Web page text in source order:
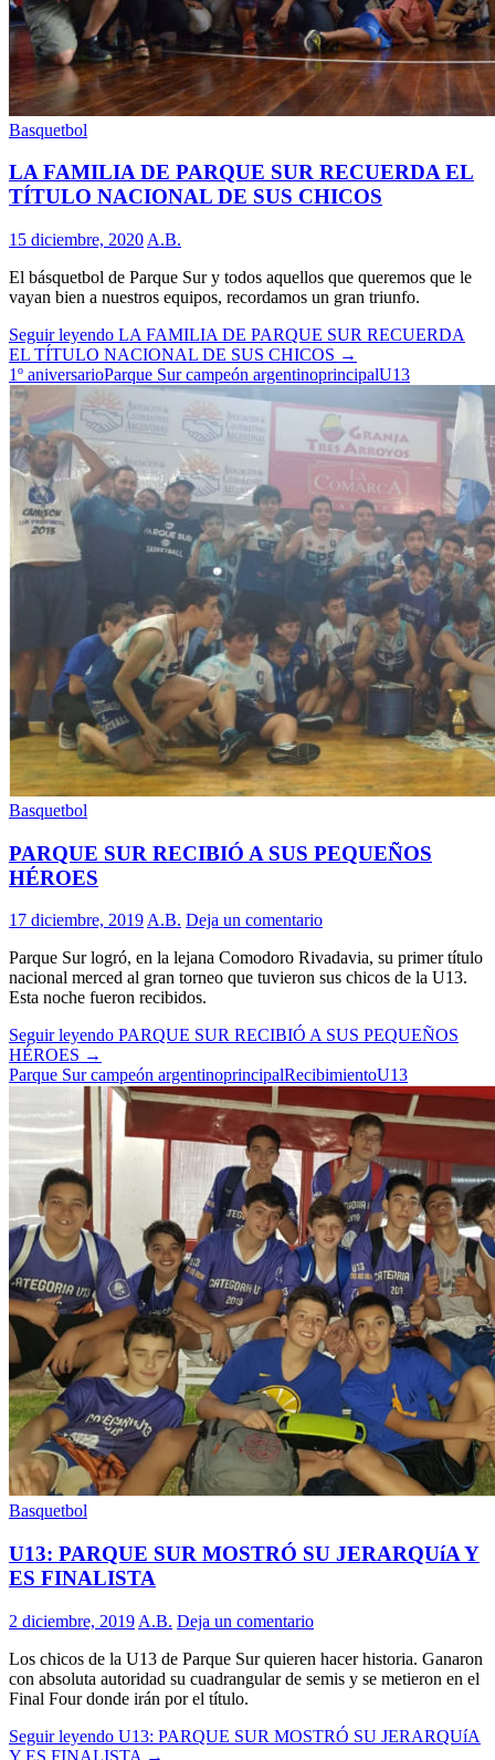
Basquetbol
LA FAMILIA DE PARQUE SUR RECUERDA EL
TÍTULO NACIONAL DE SUS CHICOS
15 diciembre, 2020 A.B.
El básquetbol de Parque Sur y todos aquellos que queremos que le
vayan bien a nuestros equipos, recordamos un gran triunfo.
Seguir leyendo LA FAMILIA DE PARQUE SUR RECUERDA
EL TÍTULO NACIONAL DE SUS CHICOS →
1º aniversarioParque Sur campeón argentinoprincipalU13
Basquetbol
PARQUE SUR RECIBIÓ A SUS PEQUEÑOS
HÉROES
17 diciembre, 2019A.B. Deja un comentario
Parque Sur logró, en la lejana Comodoro Rivadavia, su primer título
nacional merced al gran torneo que tuvieron sus chicos de la U13.
Esta noche fueron recibidos.
Seguir leyendo PARQUE SUR RECIBIÓ A SUS PEQUEÑOS
HÉROES →
Parque Sur campeón argentinoprincipalRecibimientoU13
Basquetbol
U13: PARQUE SUR MOSTRÓ SU JERARQUíA Y
ES FINALISTA
2 diciembre, 2019 A.B. Deja un comentario
Los chicos de la U13 de Parque Sur quieren hacer historia. Ganaron
con absoluta autoridad su cuadrangular de semis y se metieron en el
Final Four donde irán por el título.
Seguir leyendo U13: PARQUE SUR MOSTRÓ SU JERARQUíA
Y ES FINALISTA →